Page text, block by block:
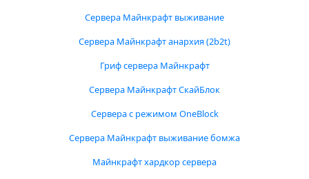
Сервера Майнкрафт выживание
Сервера Майнкрафт анархия (2b2t)
Гриф сервера Майнкрафт
Сервера Майнкрафт СкайБлок
Сервера с режимом OneBlock
Сервера Майнкрафт выживание бомжа
Майнкрафт хардкор сервера